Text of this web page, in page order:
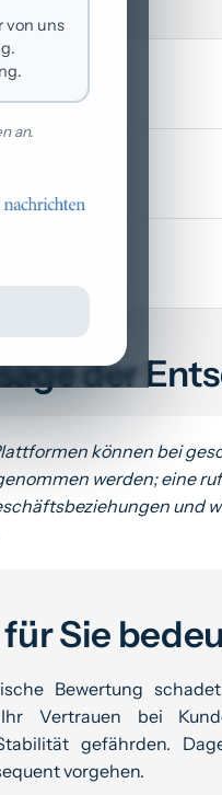
von uns
an.
der
können bei
werden; eine
für Sie
Bewertung
Vertrauen bei
gefährden.
vorgehen.